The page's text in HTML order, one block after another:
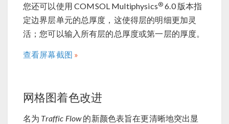
您还可以使用 COMSOL Multiphysics® 6.0 版本指
定边界层单元的总厚度，这使得层的明细更加灵
活；您可以输入所有层的总厚度或第一层的厚度。
查看屏幕截图
网格图着色改进
名为 Traffic Flow的新颜色表旨在更清晰地突出显